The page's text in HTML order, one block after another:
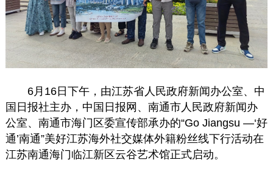
6月16日下午，由江苏省人民政府新闻办公室、中
国日报社主办，中国日报网、南通市人民政府新闻办
公室、南通市海门区委宣传部承办的“Go Jiangsu —‘好
通’南通”美好江苏海外社交媒体外籍粉丝线下行活动在
江苏南通海门临江新区云谷艺术馆正式启动。